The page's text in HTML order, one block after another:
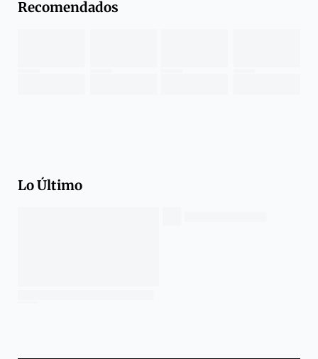
Recomendados
Lo Último